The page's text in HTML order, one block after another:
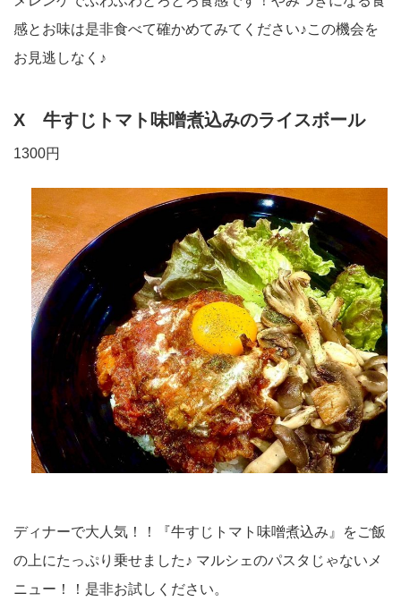
感とお味は是非食べて確かめてみてください♪この機会を
お見逃しなく♪
X 牛すじトマト味噌煮込みのライスボール
1300円
ディナーで大人気！！『牛すじトマト味噌煮込み』をご飯
の上にたっぷり乗せました♪ マルシェのパスタじゃないメ
ニュー！！是非お試しください。